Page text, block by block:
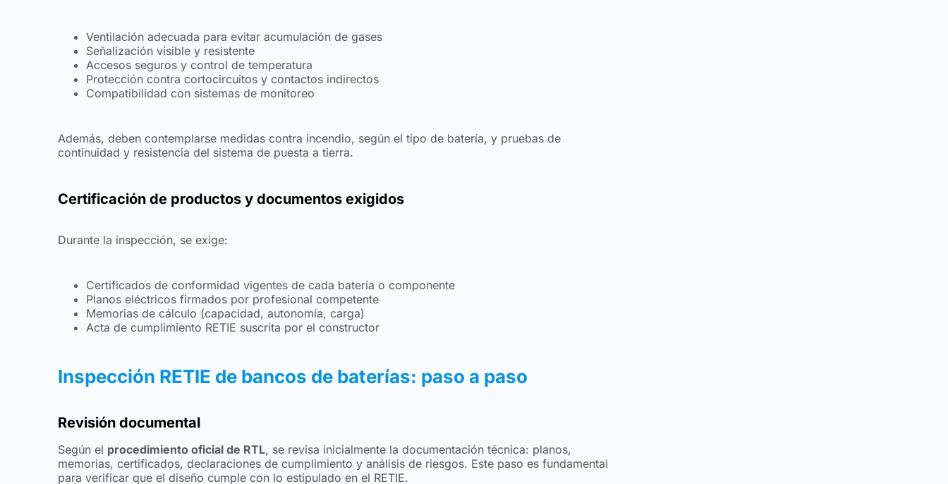
Ventilación adecuada para evitar acumulación de gases
Señalización visible y resistente
Accesos seguros y control de temperatura
Protección contra cortocircuitos y contactos indirectos
Compatibilidad con sistemas de monitoreo
Además, deben contemplarse medidas contra incendio, según el tipo de batería, y pruebas de
continuidad y resistencia del sistema de puesta a tierra.
Certificación de productos y documentos exigidos
Durante la inspección, se exige:
Certificados de conformidad vigentes de cada batería o componente
Planos eléctricos firmados por profesional competente
Memorias de cálculo (capacidad, autonomía, carga)
Acta de cumplimiento RETIE suscrita por el constructor
Inspección RETIE de bancos de baterías: paso a paso
Revisión documental
Según el procedimiento oficial de RTL, se revisa inicialmente la documentación técnica: planos,
memorias, certificados, declaraciones de cumplimiento y análisis de riesgos. Este paso es fundamental
para verificar que el diseño cumple con lo estipulado en el RETIE.